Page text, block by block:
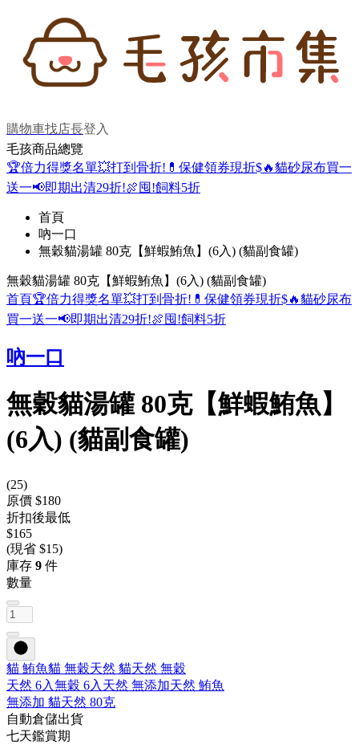
購物車找店長登入
毛孩商品總覽
🏆倍力得獎名單💥打到骨折! 💊保健領券現折$🔥貓砂尿布買一
送一📢即期出清29折!🍖囤!飼料5折
首頁
吶一口
無穀貓湯罐 80克【鮮蝦鮪魚】(6入) (貓副食罐)
無穀貓湯罐 80克【鮮蝦鮪魚】(6入) (貓副食罐)
首頁🏆倍力得獎名單💥打到骨折! 💊保健領券現折$🔥貓砂尿布
買一送一📢即期出清29折!🍖囤!飼料5折
吶一口
無穀貓湯罐 80克【鮮蝦鮪魚】
(6入) (貓副食罐)
(25)
原價 $180
折扣後最低
$165
(現省 $15)
庫存 9 件
數量
貓 鮪魚貓 無穀天然 貓天然 無穀
天然 6入無穀 6入天然 無添加天然 鮪魚
無添加 貓天然 80克
自動倉儲出貨
七天鑑賞期